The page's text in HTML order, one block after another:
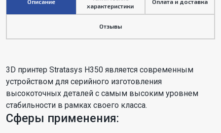
Описание
характеристики
Оплата и доставка
Отзывы
3D принтер Stratasys H350 является современным
устройством для серийного изготовления
высокоточных деталей с самым высоким уровнем
стабильности в рамках своего класса.
Сферы применения: